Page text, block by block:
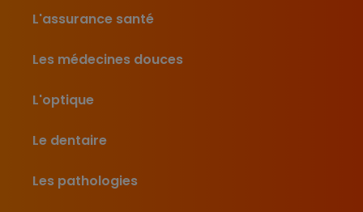
L'assurance santé
Les médecines douces
L'optique
Le dentaire
Les pathologies